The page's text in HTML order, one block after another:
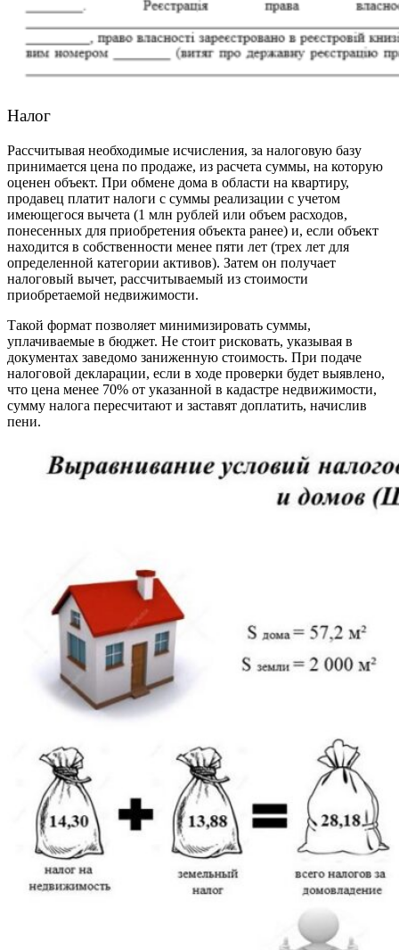
Налог
Рассчитывая необходимые исчисления, за налоговую базу
принимается цена по продаже, из расчета суммы, на которую
оценен объект. При обмене дома в области на квартиру,
продавец платит налоги с суммы реализации с учетом
имеющегося вычета (1 млн рублей или объем расходов,
понесенных для приобретения объекта ранее) и, если объект
находится в собственности менее пяти лет (трех лет для
определенной категории активов). Затем он получает
налоговый вычет, рассчитываемый из стоимости
приобретаемой недвижимости.
Такой формат позволяет минимизировать суммы,
уплачиваемые в бюджет. Не стоит рисковать, указывая в
документах заведомо заниженную стоимость. При подаче
налоговой декларации, если в ходе проверки будет выявлено,
что цена менее 70% от указанной в кадастре недвижимости,
сумму налога пересчитают и заставят доплатить, начислив
пени.